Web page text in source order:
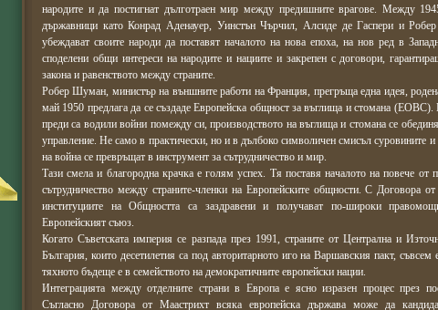
народите и да постигнат дълготраен мир между предишните врагове. Между
държавници като Конрад Аденауер, Уинстън Чърчил, Алсиде де Гаспери и
убеждават своите народи да поставят началото на нова епоха, на нов ред в
споделени общи интереси на народите и нациите и закрепен с договори,
закона и равенството между страните.
Робер Шуман, министър на външните работи на Франция, прегръща една идея,
май 1950 предлага да се създаде Европейска общност за въглища и стомана (ЕОВС).
преди са водили войни помежду си, производството на въглища и стомана се
управление. Не само в практически, но и в дълбоко символичен смисъл суровините и
на война се превръщат в инструмент за сътрудничество и мир.
Тази смела и благородна крачка е голям успех. Тя поставя началото на повече от
сътрудничество между страните-членки на Европейските общности. С Договора
институциите на Общността са заздравени и получават по-широки
Европейският съюз.
Когато Съветската империя се разпада през 1991, страните от Централна и
България, които десетилетия са под авторитарното иго на Варшавския пакт, съвсем
тяхното бъдеще е в семейството на демократичните европейски нации.
Интеграцията между отделните страни в Европа е ясно изразен процес през
Съгласно Договора от Маастрихт всяка европейска държава може да